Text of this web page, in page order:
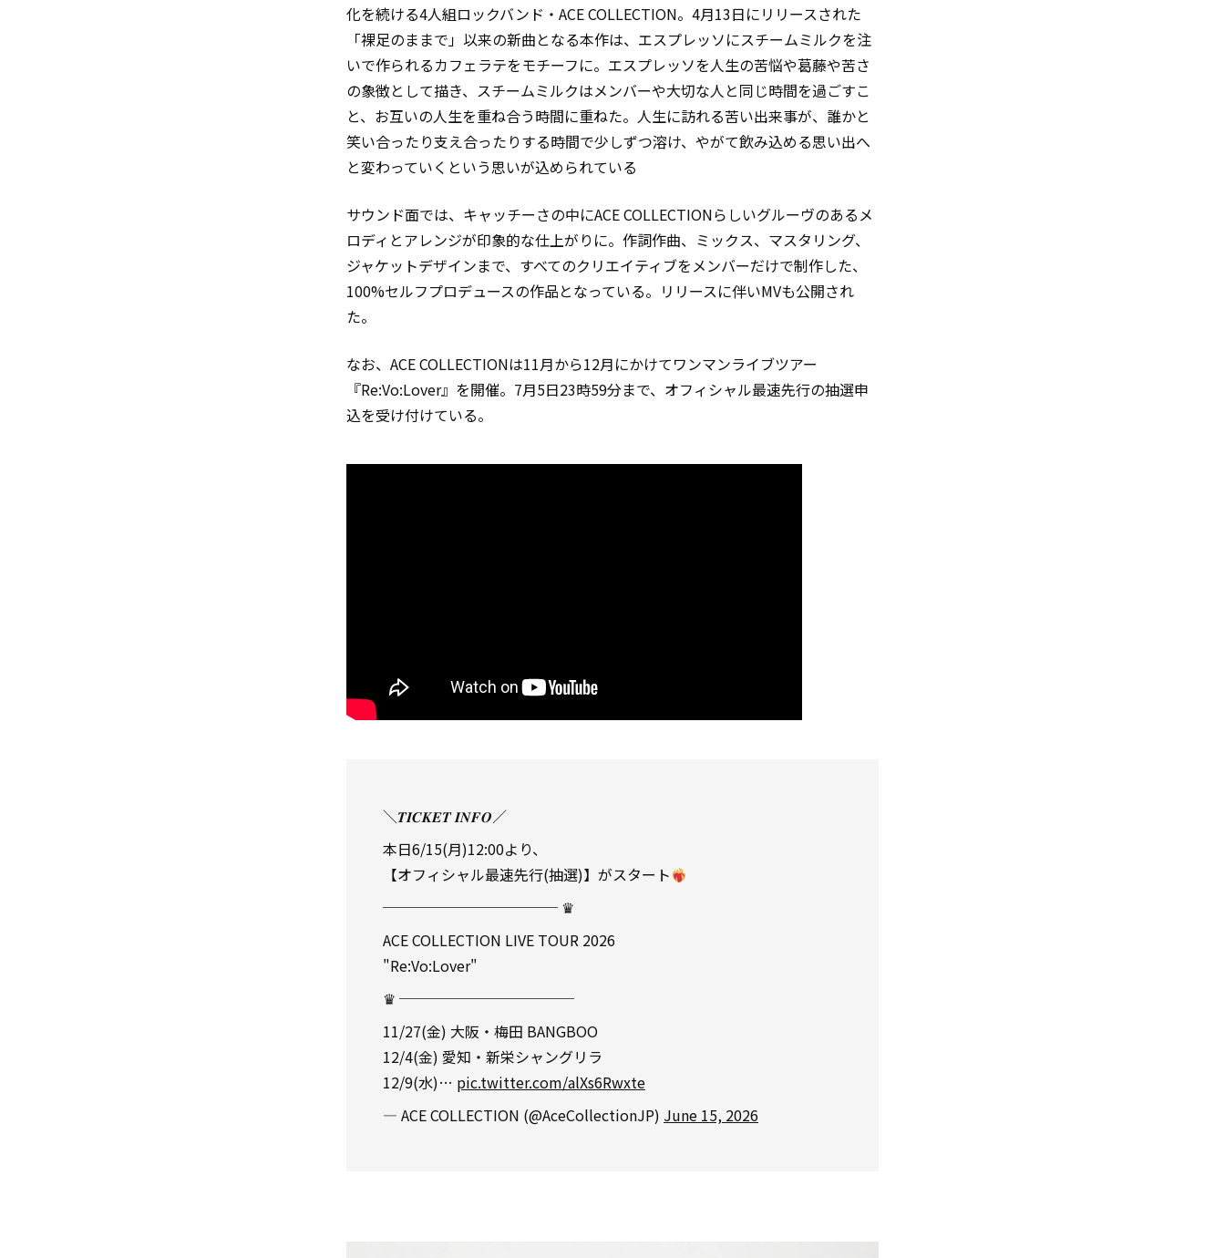
化を続ける4人組ロックバンド・ACE COLLECTION。4月13日にリリースされた
「裸足のままで」以来の新曲となる本作は、エスプレッソにスチームミルクを注
いで作られるカフェラテをモチーフに。エスプレッソを人生の苦悩や葛藤や苦さ
の象徴として描き、スチームミルクはメンバーや大切な人と同じ時間を過ごすこ
と、お互いの人生を重ね合う時間に重ねた。人生に訪れる苦い出来事が、誰かと
笑い合ったり支え合ったりする時間で少しずつ溶け、やがて飲み込める思い出へ
と変わっていくという思いが込められている
サウンド面では、キャッチーさの中にACE COLLECTIONらしいグルーヴのあるメ
ロディとアレンジが印象的な仕上がりに。作詞作曲、ミックス、マスタリング、
ジャケットデザインまで、すべてのクリエイティブをメンバーだけで制作した、
100%セルフプロデュースの作品となっている。リリースに伴いMVも公開され
た。
なお、ACE COLLECTIONは11月から12月にかけてワンマンライブツアー
『Re:Vo:Lover』を開催。7月5日23時59分まで、オフィシャル最速先行の抽選申
込を受け付けている。
＼𝑻𝑰𝑪𝑲𝑬𝑻 𝑰𝑵𝑭𝑶／
本日6/15(月)12:00より、
【オフィシャル最速先行(抽選)】がスタート
──────────── ♛
ACE COLLECTION LIVE TOUR 2026
"Re:Vo:Lover"
♛ ────────────
11/27(金) 大阪・梅田 BANGBOO
12/4(金) 愛知・新栄シャングリラ
12/9(水)… pic.twitter.com/alXs6Rwxte
— ACE COLLECTION (@AceCollectionJP) June 15, 2026